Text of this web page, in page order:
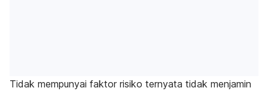
Tidak mempunyai faktor risiko ternyata tidak menjamin